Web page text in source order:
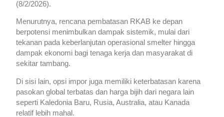
(8/2/2026).
Menurutnya, rencana pembatasan RKAB ke depan
berpotensi menimbulkan dampak sistemik, mulai dari
tekanan pada keberlanjutan operasional smelter hingga
dampak ekonomi bagi tenaga kerja dan masyarakat di
sekitar tambang.
Di sisi lain, opsi impor juga memiliki keterbatasan karena
pasokan global terbatas dan harga bijih dari negara lain
seperti Kaledonia Baru, Rusia, Australia, atau Kanada
relatif lebih mahal.